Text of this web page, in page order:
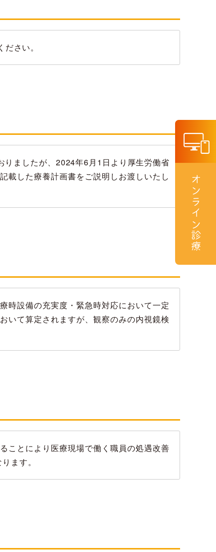
オンライン診療
さい。
ましたが、2024年6月1日より厚生労働省
載した療養計画書をご説明しお渡しいたし
時設備の充実度・緊急時対応において一定
いて算定されますが、観察のみの内視鏡検
ことにより医療現場で働く職員の処遇改善
ます。